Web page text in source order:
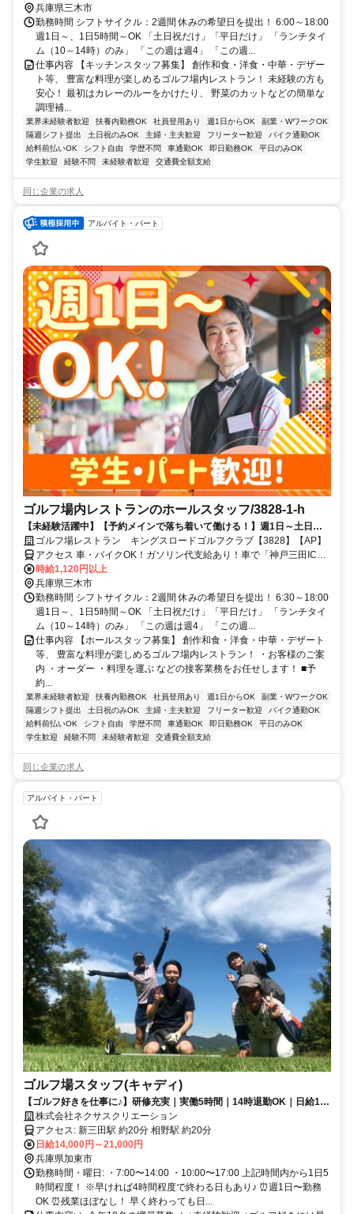
市・神戸市北区方面からもアクセス◎
兵庫県三木市
勤務時間 シフトサイクル：2週間 休みの希望日を提出！ 6:00～18:00
週1日～、1日5時間～OK 「土日祝だけ」「平日だけ」 「ランチタイ
ム（10～14時）のみ」 「この週は週4」 「この週...
仕事内容 【キッチンスタッフ募集】 創作和食・洋食・中華・デザー
ト等、 豊富な料理が楽しめるゴルフ場内レストラン！ 未経験の方も
安心！ 最初はカレーのルーをかけたり、 野菜のカットなどの簡単な
調理補...
業界未経験者歓迎 扶養内勤務OK 社員登用あり 週1日からOK
副業・WワークOK
隔週シフト提出
土日祝のみOK 主婦・主夫歓迎 フリーター歓迎
バイク通勤OK
給料前払いOK
シフト自由 学歴不問 車通勤OK 即日勤務OK
平日のみOK
学生歓迎
経験不問 未経験者歓迎 交通費全額支給
同じ企業の求人
アルバイト・パート
ゴルフ場内レストランのホールスタッフ/3828-1-h
【未経験活躍中】【予約メインで落ち着いて働ける！】週1日～土日祝
だけ・平日だけ・ランチだけ等OK！ゴルフ場＊毎年昇給◎前払いOK
ゴルフ場レストラン キングスロードゴルフクラブ【3828】【AP】
アクセス 車・バイクOK！ガソリン代支給あり！車で「神戸三田IC」
～約13分、「吉川IC」～約8分、「相野駅」～約8分 小野市・三田
市・神戸市北区方面からもアクセス◎
時給1,120円以上
兵庫県三木市
勤務時間 シフトサイクル：2週間 休みの希望日を提出！ 6:30～18:00
週1日～、1日5時間～OK 「土日祝だけ」「平日だけ」 「ランチタイ
ム（10～14時）のみ」 「この週は週4」 「この週...
仕事内容 【ホールスタッフ募集】 創作和食・洋食・中華・デザート
等、 豊富な料理が楽しめるゴルフ場内レストラン！ ・お客様のご案
内 ・オーダー ・料理を運ぶ などの接客業務をお任せします！ ■予
約...
業界未経験者歓迎 扶養内勤務OK 社員登用あり 週1日からOK
副業・WワークOK
隔週シフト提出
土日祝のみOK 主婦・主夫歓迎 フリーター歓迎
バイク通勤OK
給料前払いOK
シフト自由 学歴不問 車通勤OK 即日勤務OK
平日のみOK
学生歓迎
経験不問 未経験者歓迎 交通費全額支給
同じ企業の求人
アルバイト・パート
ゴルフ場スタッフ(キャディ)
【ゴルフ好きを仕事に♪】研修充実｜実働5時間｜14時退勤OK｜日給1.4
万円～2.1万円
株式会社ネクサスクリエーション
アクセス: 新三田駅 約20分 相野駅 約20分
日給14,000円～21,000円
兵庫県加東市
勤務時間・曜日: ・7:00〜14:00 ・10:00〜17:00 上記時間内から1日5
時間程度！ ※早ければ4時間程度で終わる日もあり♪ ⏰週1日〜勤務
OK ⏰残業ほぼなし！ 早く終わっても日...